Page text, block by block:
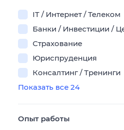
IT / Интернет / Телеком
Банки / Инвестиции /
Страхование
Юриспруденция
Консалтинг / Тренинги
Показать все 24
Опыт работы